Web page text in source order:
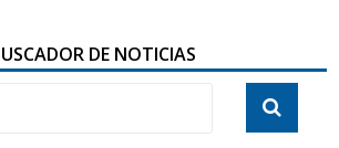
DE NOTICIAS